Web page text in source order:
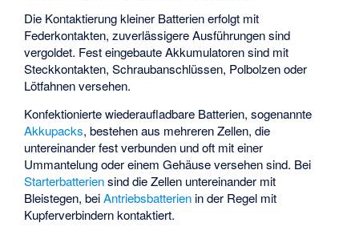
Die Kontaktierung kleiner Batterien erfolgt mit
Federkontakten, zuverlässigere Ausführungen sind
vergoldet. Fest eingebaute Akkumulatoren sind mit
Steckkontakten, Schraubanschlüssen, Polbolzen oder
Lötfahnen versehen.
Konfektionierte wiederaufladbare Batterien, sogenannte
Akkupacks, bestehen aus mehreren Zellen, die
untereinander fest verbunden und oft mit einer
Ummantelung oder einem Gehäuse versehen sind. Bei
Starterbatteriensind die Zellen untereinander mit
Bleistegen, beiAntriebsbatterien in der Regel mit
Kupferverbindern kontaktiert.